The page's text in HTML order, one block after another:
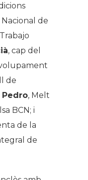
de
, cap del
de
Pedro, Melt
BCN; i
de la
de